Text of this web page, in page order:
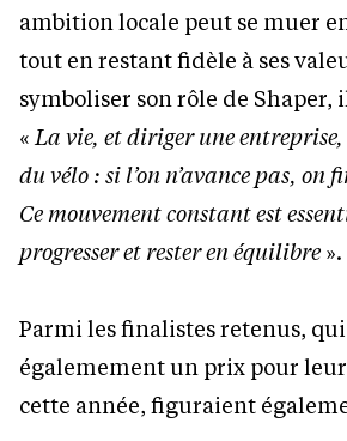
ambition locale peut se muer
tout en restant fidèle à ses
symboliser son rôle de Shaper,
«La vie, et diriger une entreprise,
du vélo : si l’on n’avance pas, on
Ce mouvement constant est
progresser et rester en équilibre ».
Parmi les finalistes retenus,
égalemement un prix pour
cette année, figuraient